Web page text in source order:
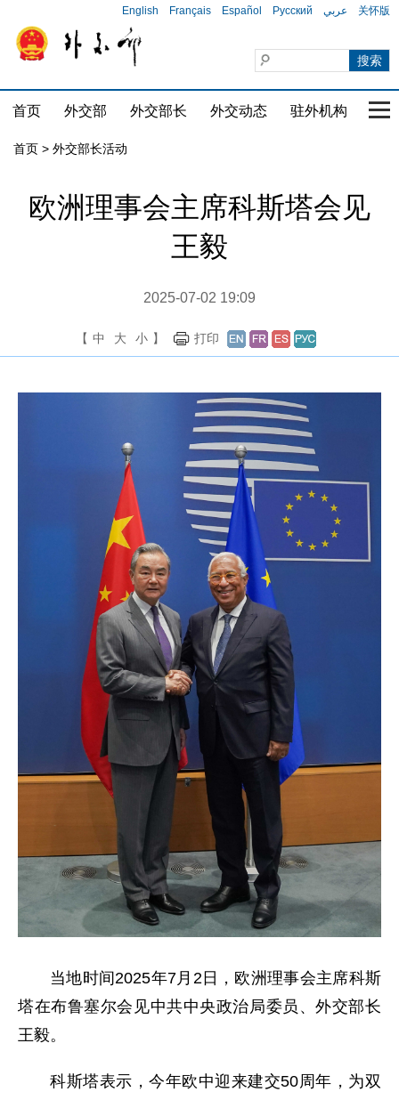
English Français Español Русский عربي 关怀版
首页 外交部 外交部长 外交动态 驻外机构 国
首页 > 外交部长活动
欧洲理事会主席科斯塔会见
王毅
2025-07-02 19:09
【 中 大 小 】 打印
当地时间2025年7月2日，欧洲理事会主席科斯
塔在布鲁塞尔会见中共中央政治局委员、外交部长
王毅。
科斯塔表示，今年欧中迎来建交50周年，为双